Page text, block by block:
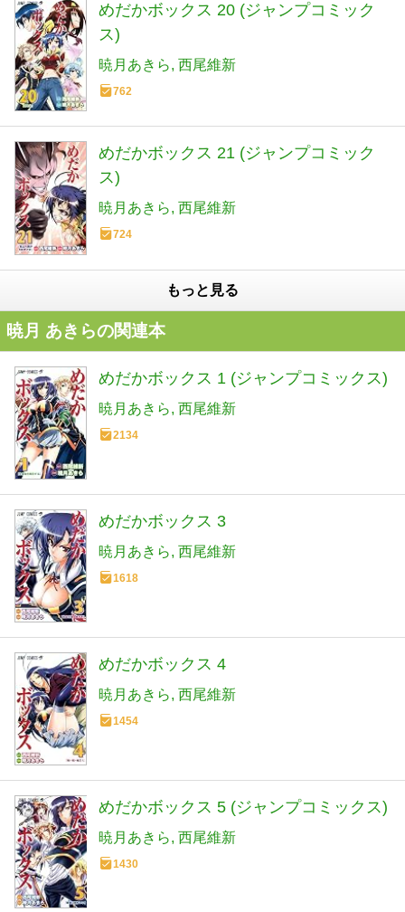
めだかボックス 20 (ジャンプコミック
ス)
暁月あきら 西尾維新
762
めだかボックス 21 (ジャンプコミック
ス)
暁月あきら 西尾維新
724
もっと見る
暁月 あきらの関連本
めだかボックス 1 (ジャンプコミックス)
暁月あきら 西尾維新
2134
めだかボックス 3
暁月あきら 西尾維新
1618
めだかボックス 4
暁月あきら 西尾維新
1454
めだかボックス 5 (ジャンプコミックス)
暁月あきら 西尾維新
1430